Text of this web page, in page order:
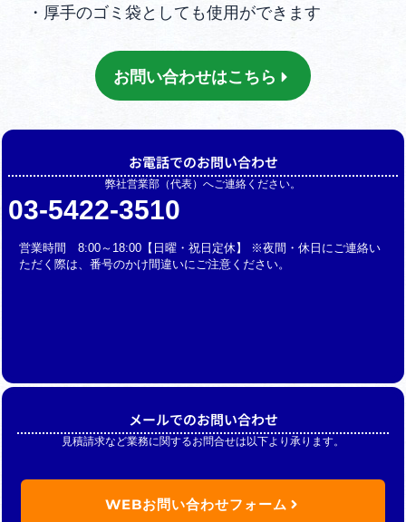
・厚手のゴミ袋としても使用ができます
お問い合わせはこちら
お電話でのお問い合わせ
弊社営業部（代表）へご連絡ください。
03-5422-3510
営業時間 8:00～18:00【日曜・祝日定休】 ※夜間・休日にご連絡い
ただく際は、番号のかけ間違いにご注意ください。
メールでのお問い合わせ
見積請求など業務に関するお問合せは以下より承ります。
WEBお問い合わせフォーム